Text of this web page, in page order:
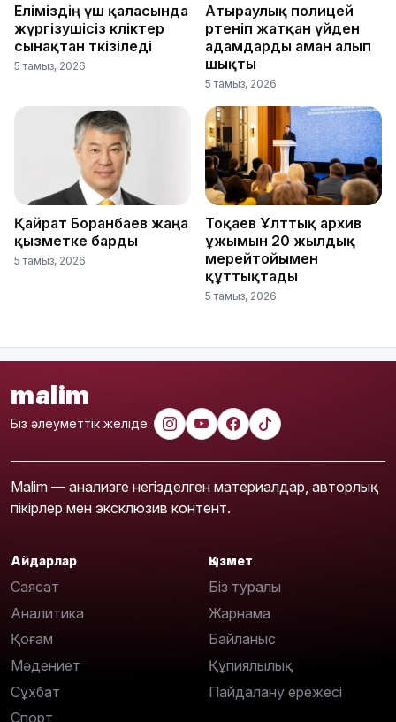
Еліміздің үш қаласында
жүргізушісіз көліктер
сынақтан өткізіледі
5 тамыз, 2026
Атыраулық полицей
өртеніп жатқан үйден
адамдарды аман алып
шықты
5 тамыз, 2026
Қайрат Боранбаев жаңа
қызметке барды
5 тамыз, 2026
Тоқаев Ұлттық архив
ұжымын 20 жылдық
мерейтойымен
құттықтады
5 тамыз, 2026
malim
Біз әлеуметтік желіде:
Malim — анализге негізделген материалдар, авторлық
пікірлер мен эксклюзив контент.
Айдарлар
Саясат
Аналитика
Қоғам
Мәдениет
Сұхбат
Спорт
Қызмет
Біз туралы
Жарнама
Байланыс
Құпиялылық
Пайдалану ережесі